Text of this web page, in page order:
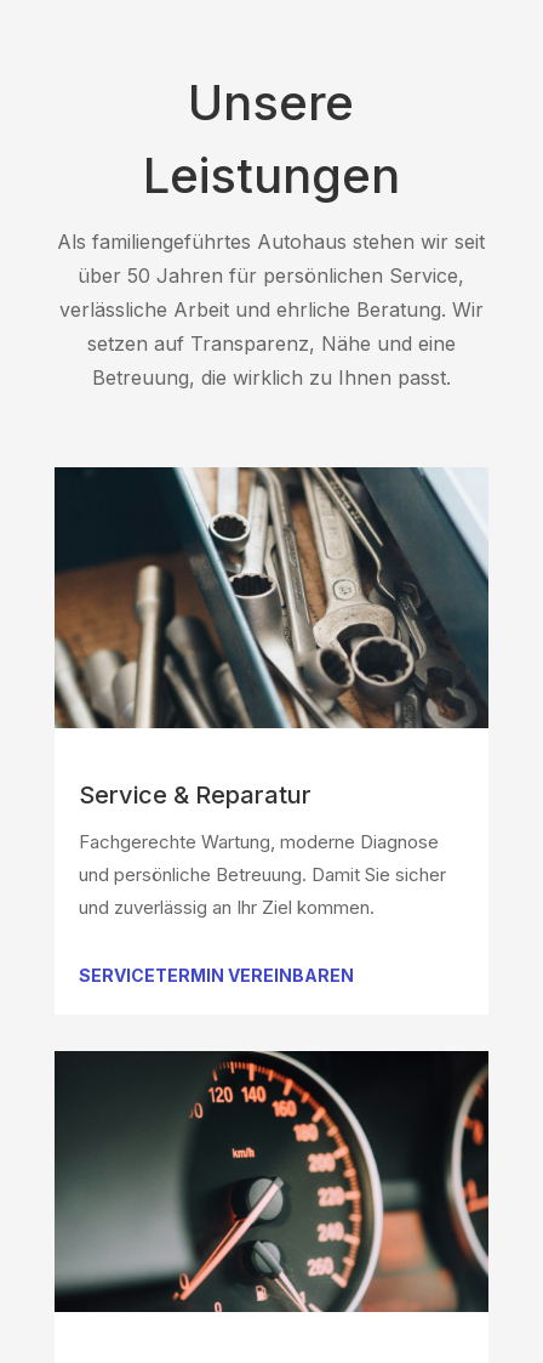
Unsere
Leistungen
Als familiengeführtes Autohaus stehen wir seit
über 50 Jahren für persönlichen Service,
verlässliche Arbeit und ehrliche Beratung. Wir
setzen auf Transparenz, Nähe und eine
Betreuung, die wirklich zu Ihnen passt.
Service & Reparatur
Fachgerechte Wartung, moderne Diagnose
und persönliche Betreuung. Damit Sie sicher
und zuverlässig an Ihr Ziel kommen.
SERVICETERMIN VEREINBAREN